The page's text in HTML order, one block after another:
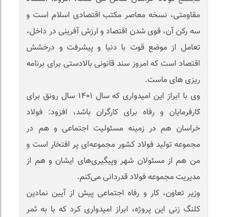
مقاومتی، نسخه معاصر مکتب اقتصادی اسلام است و
سه رکن آن، قوی شدن اقتصاد و ارزش آفرینی در داخل،
تعامل از موضع قوت با دنیا و پیشرفت و درخشش
اقتصاد است که امروز سند قانونی بالادستی برای برنامه
ریزی های ماست.
وی با ابراز این امیدواری که سال ۱۴۰۱ سال رونق برای
کارفرمایان و رفاه برای کارگران باشد، افزود: فولاد
خراسان هم در زمینه مسئولیت اجتماعی و هم در
مجموعه تولید فولاد کشور مجموعه‌ای پر افتخار است و
من هم از مسئولان شهر و‌پیگیری‌های ایشان و هم از
مدیریت مجموعه فولاد قدردانی می‌کنم.
وزیر تعاون، کار و رفاه اجتماعی پیش از آیین نمادین
کلنگ زنی این پروژه، ابراز امیدواری کرد که با به ثمر